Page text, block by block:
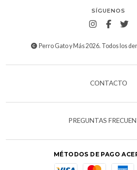
SÍGUENOS
Perro Gato y Más 2026. Todos los
CONTACTO
PREGUNTAS
MÉTODOS DE PAGO